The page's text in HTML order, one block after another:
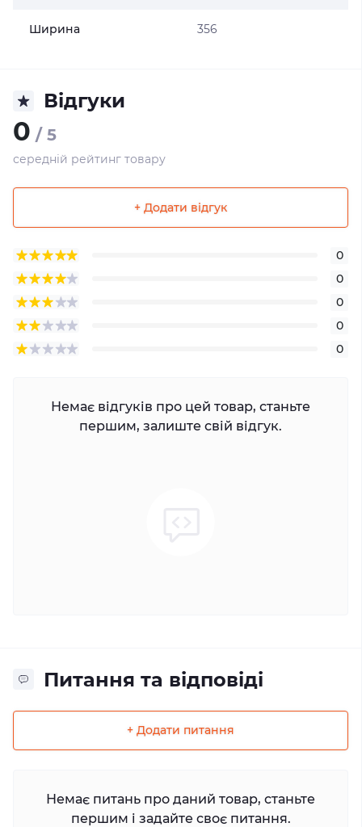
Ширина 356
Відгуки
0 / 5
середній рейтинг товару
+ Додати відгук
0
0
0
0
0
Немає відгуків про цей товар, станьте
першим, залиште свій відгук.
Питання та відповіді
+ Додати питання
Немає питань про даний товар, станьте
першим і задайте своє питання.